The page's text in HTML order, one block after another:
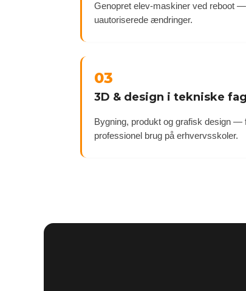
Genopret elev-maskiner ved reboot
uautoriserede ændringer.
03
3D & design i tekniske fag
Bygning, produkt og grafisk design —
professionel brug på erhvervsskoler.